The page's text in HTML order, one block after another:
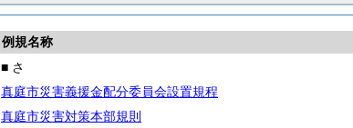
例規名称
■ さ
真庭市災害義援金配分委員会設置規程
真庭市災害対策本部規則